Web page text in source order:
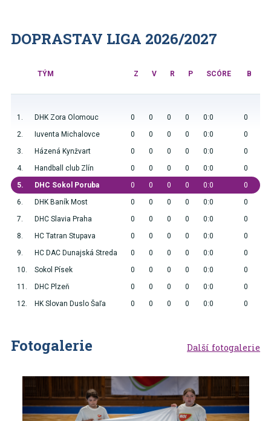
DOPRASTAV LIGA 2026/2027
TÝM Z V R P SCÓRE B
1. DHK Zora Olomouc 0 0 0 0 0:0
0
2.
Iuventa Michalovce 0 0 0 0 0:0
0
3.
Házená Kynžvart 0 0 0 0 0:0
0
4.
Handball club Zlín 0 0 0 0 0:0
0
5.
DHC Sokol Poruba 0 0 0 0 0:0
0
6.
DHK Baník Most 0 0 0 0 0:0
0
7.
DHC Slavia Praha 0 0 0 0 0:0
0
8.
HC Tatran Stupava 0 0 0 0 0:0
0
9.
HC DAC Dunajská Streda 0 0 0 0 0:0
0
10.
Sokol Písek 0 0 0 0 0:0
0
11.
DHC Plzeň 0 0 0 0 0:0
0
12.
HK Slovan Duslo Šaľa 0 0 0 0 0:0 0
Další fotogalerie
Fotogalerie